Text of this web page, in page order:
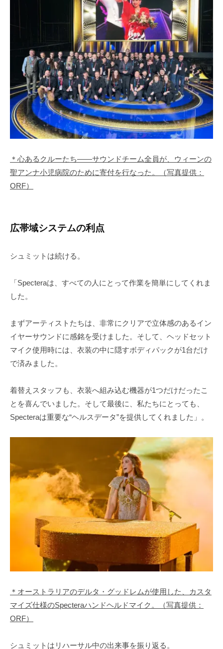
＊心あるクルーたち――サウンドチーム全員が、ウィーンの
聖アンナ小児病院のために寄付を行なった。（写真提供：
ORF）
広帯域システムの利点
シュミットは続ける。
「Specteraは、すべての人にとって作業を簡単にしてくれま
した。
まずアーティストたちは、非常にクリアで立体感のあるイン
イヤーサウンドに感銘を受けました。そして、ヘッドセット
マイク使用時には、衣装の中に隠すボディパックが1台だけ
で済みました。
着替えスタッフも、衣装へ組み込む機器が1つだけだったこ
とを喜んでいました。そして最後に、私たちにとっても、
Specteraは重要な“ヘルスデータ”を提供してくれました」。
＊オーストラリアのデルタ・グッドレムが使用した、カスタ
マイズ仕様のSpecteraハンドヘルドマイク。（写真提供：
ORF）
シュミットはリハーサル中の出来事を振り返る。